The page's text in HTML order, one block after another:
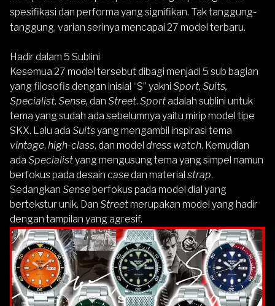
spesifikasi dan performa yang signifikan. Tak tanggung-
tanggung, varian serinya mencapai 27 model terbaru.
Hadir dalam 5 Sublini
Kesemua 27 model tersebut dibagi menjadi 5 sub bagian
yang filosofis dengan inisial “S” yakni Sport, Suits,
Specialist, Sense, dan Street. Sportadalah sublini untuk
tema yang sudah ada sebelumnya yaitu mirip model tipe
SKX. Lalu ada Suitsyang mengambil inspirasi tema
vintage, high-class, dan model dress watch. Kemudian
ada Specialistyang mengusung tema yang simpel namun
berfokus pada desain casedan material strap.
Sedangkan Senseberfokus pada model dial yang
bertekstur unik. Dan Streetmerupakan model yang hadir
dengan tampilan yang agresif.